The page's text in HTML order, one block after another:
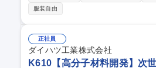
ト計画の策定、見積もり作成、進捗管
スト実行計画を提案 【入社後の流れ
その後は先輩リーダーによるOJTでじっくりと業務理解を
装・髪型自由｜上場G企業で安定◎
服装自由
正社員
ダイハツ工業株式会社
K610【高分子材料開発】次